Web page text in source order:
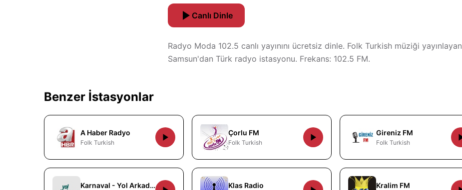
Canlı Dinle
Radyo Moda 102.5 canlı yayınını ücretsiz dinle. Folk Turkish müziği yayınlayan
Samsun'dan Türk radyo istasyonu. Frekans: 102.5 FM.
Benzer İstasyonlar
A Haber Radyo
Folk Turkish
Çorlu FM
Folk Turkish
Gireniz FM
Folk Turkish
Karnaval - Yol Arkadasim Klas Radio Kralim FM